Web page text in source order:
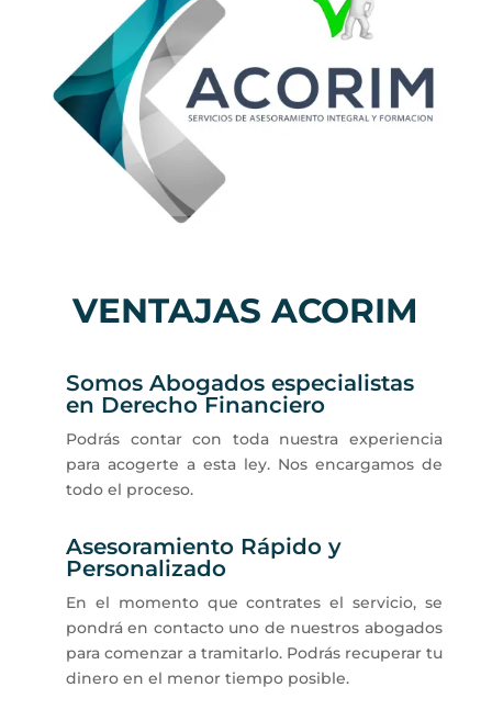
VENTAJAS ACORIM
Somos Abogados especialistas
en Derecho Financiero
Podrás contar con toda nuestra experiencia
para acogerte a esta ley. Nos encargamos de
todo el proceso.
Asesoramiento Rápido y
Personalizado
En el momento que contrates el servicio, se
pondrá en contacto uno de nuestros abogados
para comenzar a tramitarlo. Podrás recuperar tu
dinero en el menor tiempo posible.